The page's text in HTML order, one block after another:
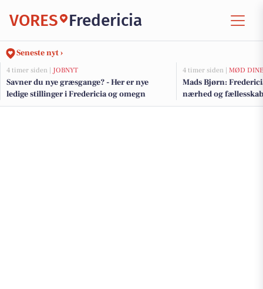
VORES Fredericia
Seneste nyt ›
4 timer siden | JOBNYT
Savner du nye græsgange? - Her er nye
ledige stillinger i Fredericia og omegn
4 timer siden | MØD
Mads Bjørn:
nærhed og fællesskab